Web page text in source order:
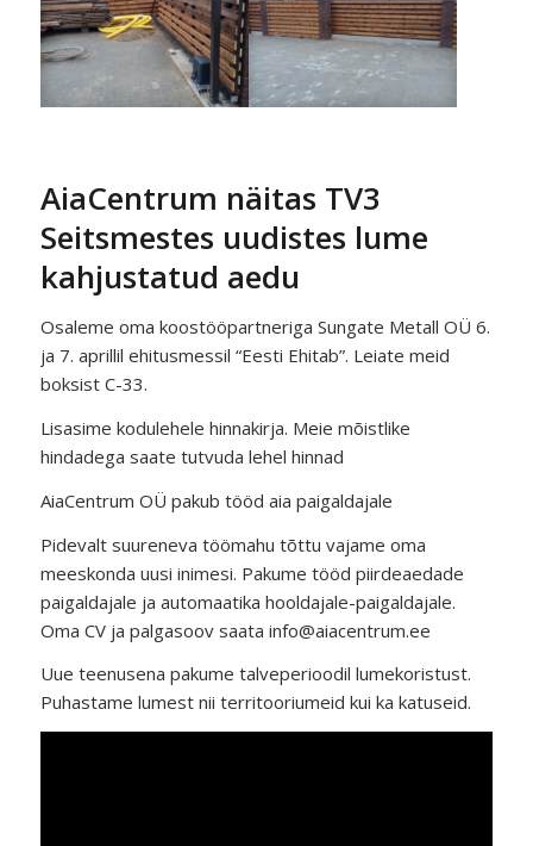
AiaCentrum näitas TV3
Seitsmestes uudistes lume
kahjustatud aedu
Osaleme oma koostööpartneriga Sungate Metall OÜ 6.
ja 7. aprillil ehitusmessil “Eesti Ehitab”. Leiate meid
boksist C-33.
Lisasime kodulehele hinnakirja. Meie mõistlike
hindadega saate tutvuda lehel hinnad
AiaCentrum OÜ pakub tööd aia paigaldajale
Pidevalt suureneva töömahu tõttu vajame oma
meeskonda uusi inimesi. Pakume tööd piirdeaedade
paigaldajale ja automaatika hooldajale-paigaldajale.
Oma CV ja palgasoov saata info@aiacentrum.ee
Uue teenusena pakume talveperioodil lumekoristust.
Puhastame lumest nii territooriumeid kui ka katuseid.